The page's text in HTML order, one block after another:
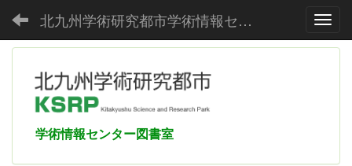
北九州学術研究都市学術情報センター
学術情報センター図書室